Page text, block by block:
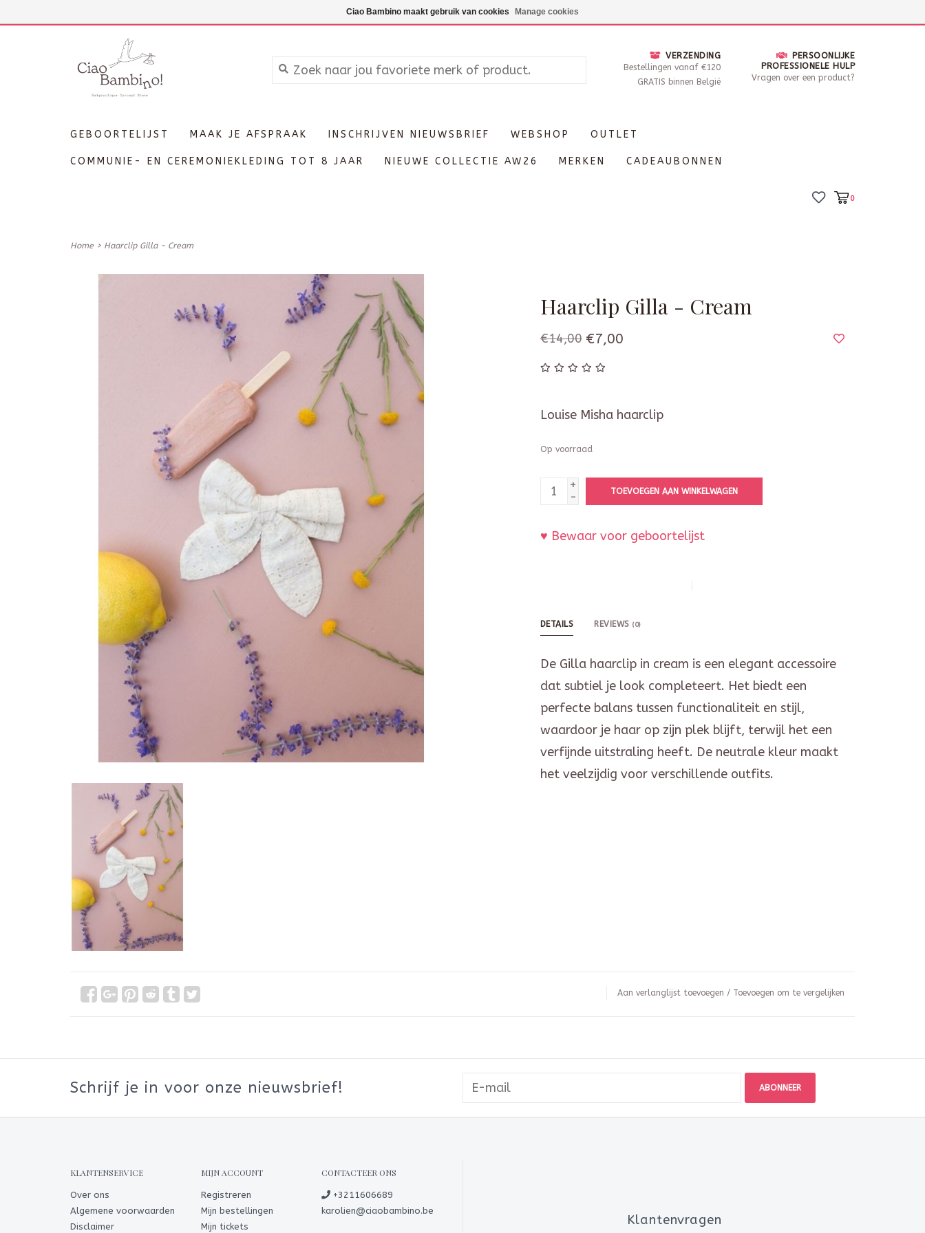
Maandag enkel op afspraak, Dinsdag - Zaterdag open van 10 - 17u30
VERZENDING
Bestellingen vanaf €120
GRATIS binnen België
PERSOONLIJKE
PROFESSIONELE HULP
Vragen over een product?
GEBOORTELIJST MAAK JE AFSPRAAK INSCHRIJVEN NIEUWSBRIEF WEBSHOP OUTLET
COMMUNIE- EN CEREMONIEKLEDING TOT 8 JAAR NIEUWE COLLECTIE AW26 MERKEN CADEAUBONNEN
0
Home > Haarclip Gilla - Cream
Haarclip Gilla - Cream
€14,00 €7,00
Louise Misha haarclip
Op voorraad
+
-
TOEVOEGEN AAN WINKELWAGEN
♥ Bewaar voor geboortelijst
DETAILS REVIEWS (0)
De Gilla haarclip in cream is een elegant accessoire
dat subtiel je look completeert. Het biedt een
perfecte balans tussen functionaliteit en stijl,
waardoor je haar op zijn plek blijft, terwijl het een
verfijnde uitstraling heeft. De neutrale kleur maakt
het veelzijdig voor verschillende outfits.
Aan verlanglijst toevoegen / Toevoegen om te vergelijken
Schrijf je in voor onze nieuwsbrief! ABONNEER
KLANTENSERVICE
Over ons
Algemene voorwaarden
Disclaimer
MIJN ACCOUNT
Registreren
Mijn bestellingen
Mijn tickets
CONTACTEER ONS
+3211606689
karolien@ciaobambino.be
Klantenvragen
Ciao Bambino maakt gebruik van cookies Manage cookies